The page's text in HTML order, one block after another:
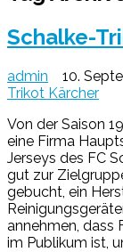
Schalke-
admin 10.
Trikot Kärcher
Von der Saison
eine Firma
Jerseys des FC
gut zur
gebucht, ein
annehmen, dass
im Publikum ist,